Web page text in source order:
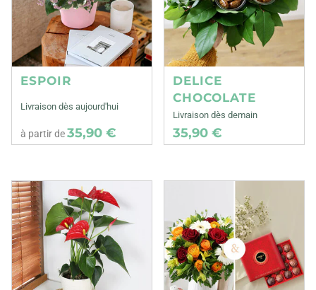
ESPOIR
Livraison dès aujourd'hui
à partir de35,90 €
DELICE
CHOCOLATE
Livraison dès demain
35,90 €